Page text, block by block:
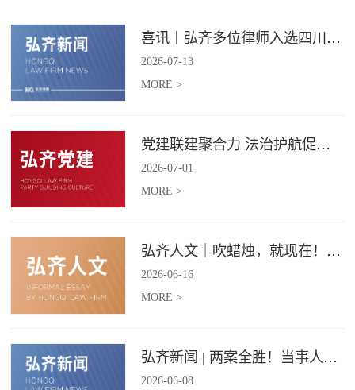
喜讯丨弘齐多位律师入选四川省破产管理人协会工作委员会委员
2026-07-13
MORE >
党建联建聚合力 法治护航促振兴 | 弘齐律所党支部与龙星村党委联合开展庆 “七一” 主题党日活动
2026-07-01
MORE >
弘齐人文｜吹蜡烛，就现在！弘齐第二季度生日会如约而至
2026-06-16
MORE >
弘齐新闻 | 两案全胜！当事人赠 “律法精湛 不负重托” 锦旗致谢
2026-06-08